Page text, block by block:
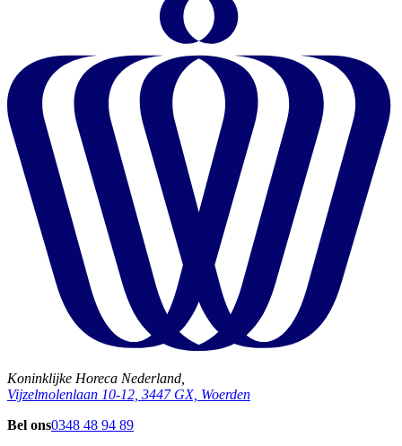
Koninklijke Horeca Nederland,
Vijzelmolenlaan 10-12, 3447 GX, Woerden
Bel ons0348 48 94 89